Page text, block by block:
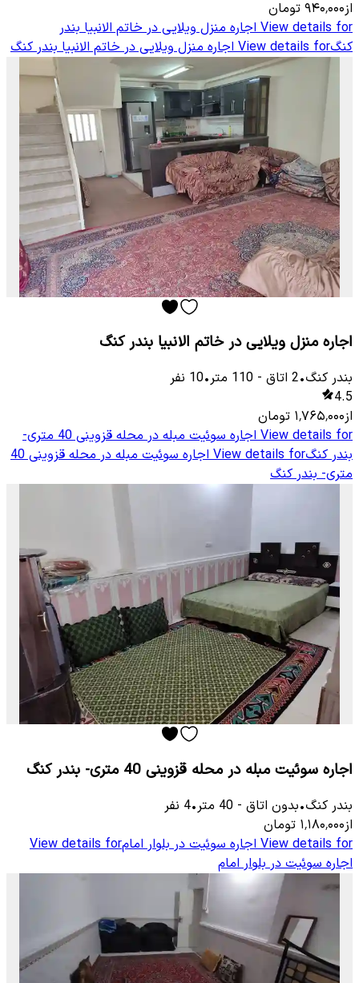
از۹۴۰٬۰۰۰ تومان
View details for اجاره منزل ویلایی در خاتم الانبیا بندر
کنگView details for اجاره منزل ویلایی در خاتم الانبیا بندر کنگ
اجاره منزل ویلایی در خاتم الانبیا بندر کنگ
بندر کنگ•
2 اتاق -
110 متر•
10 نفر
4.5
از۱٬۷۶۵٬۰۰۰ تومان
View details for
اجاره سوئیت مبله در محله قزوینی 40 متری-
بندر کنگView details for
اجاره سوئیت مبله در محله قزوینی 40
متری- بندر کنگ
اجاره سوئیت مبله در محله قزوینی 40 متری- بندر کنگ
بندر کنگ•بدون اتاق -
40 متر•
4 نفر
از۱٬۱۸۰٬۰۰۰ تومان
View details for اجاره سوئیت در بلوار امامView details for
اجاره سوئیت در بلوار امام